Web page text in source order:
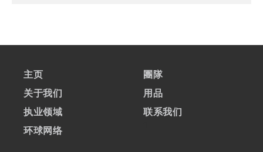
主页
关于我们
执业领域
环球网络
團隊
用品
联系我们